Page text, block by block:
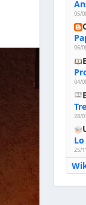
05/
06/
04/
28/
25/